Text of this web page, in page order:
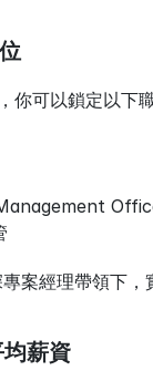
你可以鎖定以下
案經理帶領下，
薪資